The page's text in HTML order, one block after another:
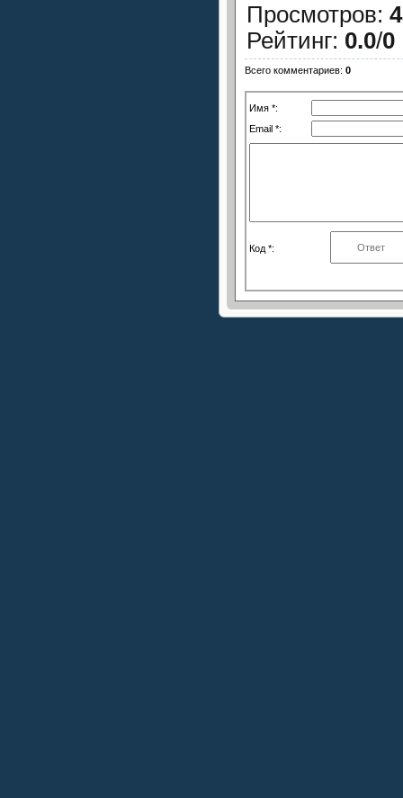
Просмотров:
Рейтинг: 0.0/0
Всего комментариев: 0
Имя *:
Email *:
Код *: